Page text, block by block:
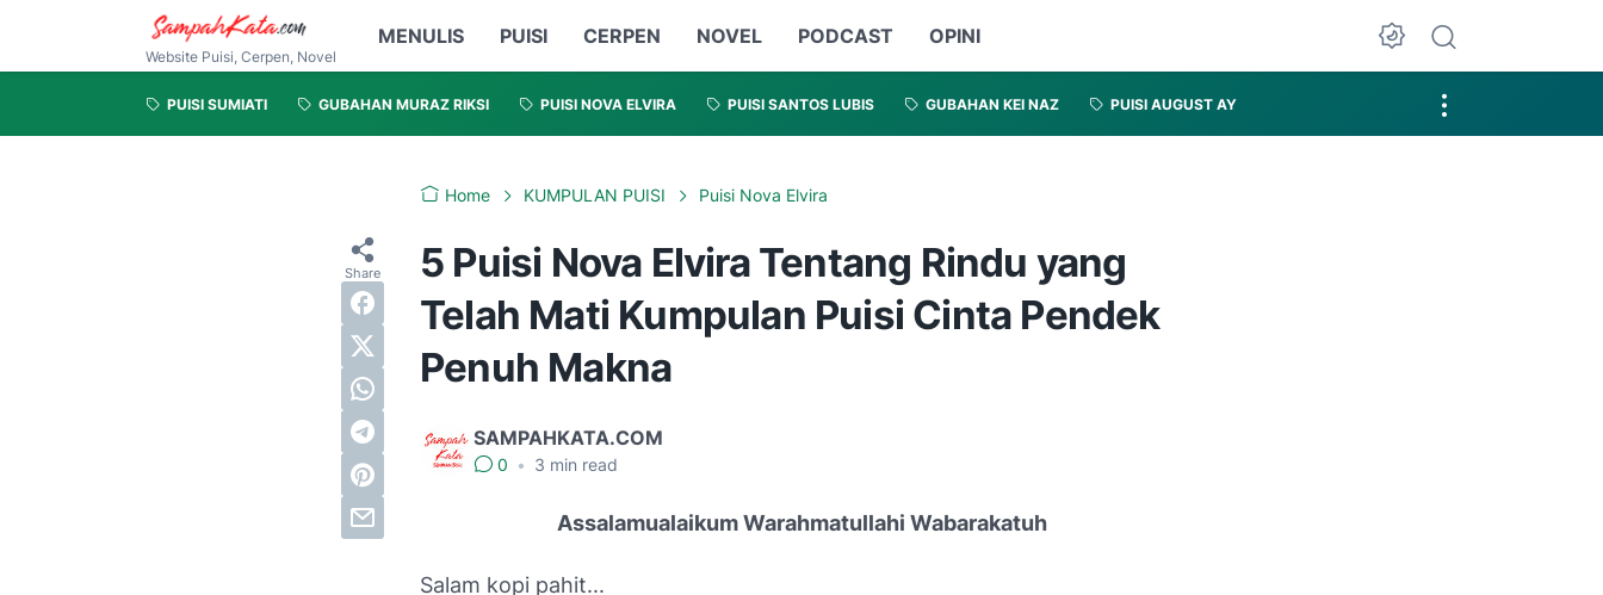
Website Puisi, Cerpen, Novel
MENULIS PUISI CERPEN NOVEL PODCAST OPINI
PUISI SUMIATI GUBAHAN MURAZ RIKSI PUISI NOVA ELVIRA PUISI SANTOS LUBIS GUBAHAN KEI NAZ PUISI AUGUST AY
Home KUMPULAN PUISI Puisi Nova Elvira
5 Puisi Nova Elvira Tentang Rindu yang
Telah Mati Kumpulan Puisi Cinta Pendek
Penuh Makna
SAMPAHKATA.COM
0 • 3 min read
Assalamualaikum Warahmatullahi Wabarakatuh
Salam kopi pahit...